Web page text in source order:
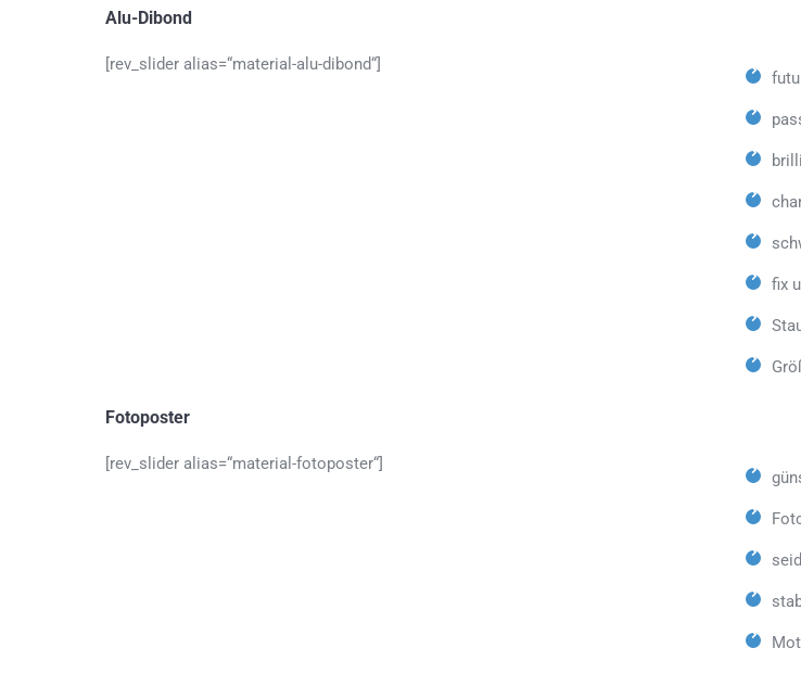
Alu-Dibond
[rev_slider alias=“material-alu-dibond“]
fix
Fotoposter
[rev_slider alias=“material-fotoposter“]